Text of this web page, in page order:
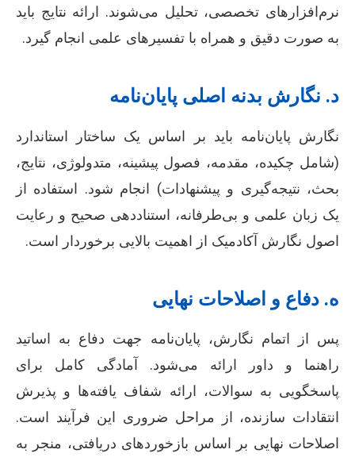
نرم‌افزارهای تخصصی، تحلیل می‌شوند. ارائه نتایج باید
به صورت دقیق و همراه با تفسیرهای علمی انجام گیرد.
د. نگارش بدنه اصلی پایان‌نامه
نگارش پایان‌نامه باید بر اساس یک ساختار استاندارد
(شامل چکیده، مقدمه، فصول پیشینه، متدولوژی، نتایج،
بحث، نتیجه‌گیری و پیشنهادات) انجام شود. استفاده از
یک زبان علمی و بی‌طرفانه، استناددهی صحیح و رعایت
اصول نگارش آکادمیک از اهمیت بالایی برخوردار است.
ه. دفاع و اصلاحات نهایی
پس از اتمام نگارش، پایان‌نامه جهت دفاع به اساتید
راهنما و داور ارائه می‌شود. آمادگی کامل برای
پاسخگویی به سوالات، ارائه شفاف یافته‌ها و پذیرش
انتقادات سازنده، از مراحل ضروری این فرآیند است.
اصلاحات نهایی بر اساس بازخوردهای دریافتی، منجر به